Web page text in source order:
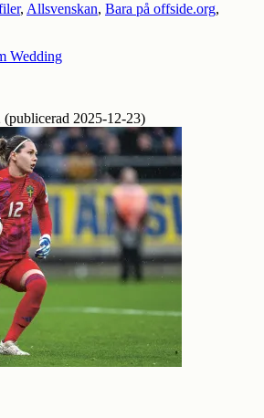
, Allsvenskan, Bara på offside.org,
Wedding
2025-12-23)